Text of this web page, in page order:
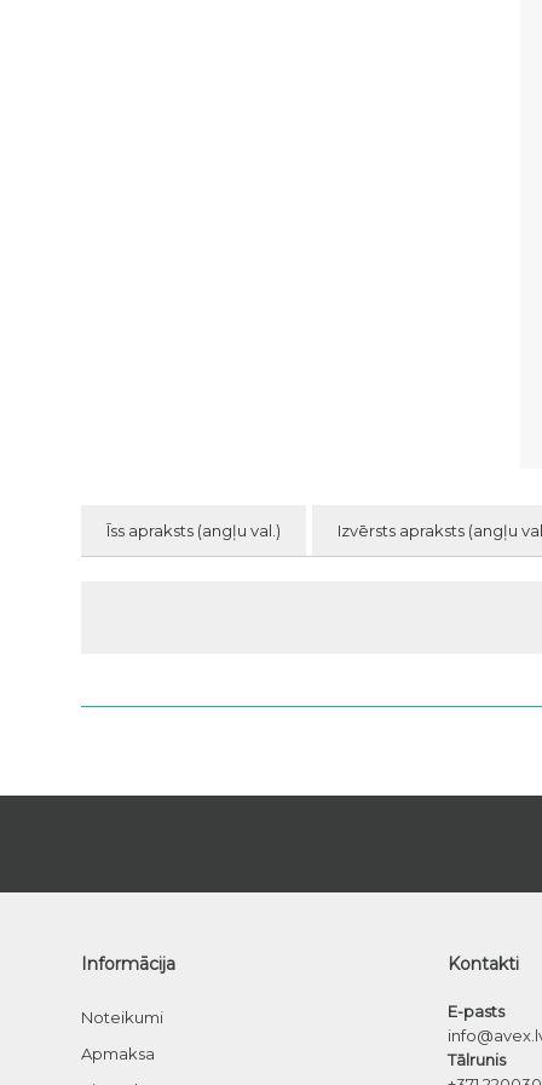
Īss apraksts (angļu val.) Izvērsts apraksts (angļu
Informācija
Noteikumi
Apmaksa
Kontakti
E-pasts
Tālrunis